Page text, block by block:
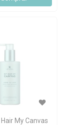
My Canvas